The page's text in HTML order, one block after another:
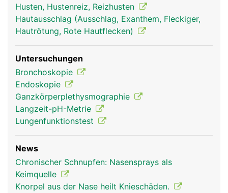
Nase Mann
Husten, Hustenreiz, Reizhusten
Hautausschlag (Ausschlag, Exanthem, Fleckiger,
Hautrötung, Rote Hautflecken)
Untersuchungen
Bronchoskopie
Endoskopie
Ganzkörperplethysmographie
Langzeit-pH-Metrie
Lungenfunktionstest
News
Chronischer Schnupfen: Nasensprays als
Keimquelle
Knorpel aus der Nase heilt Knieschäden.